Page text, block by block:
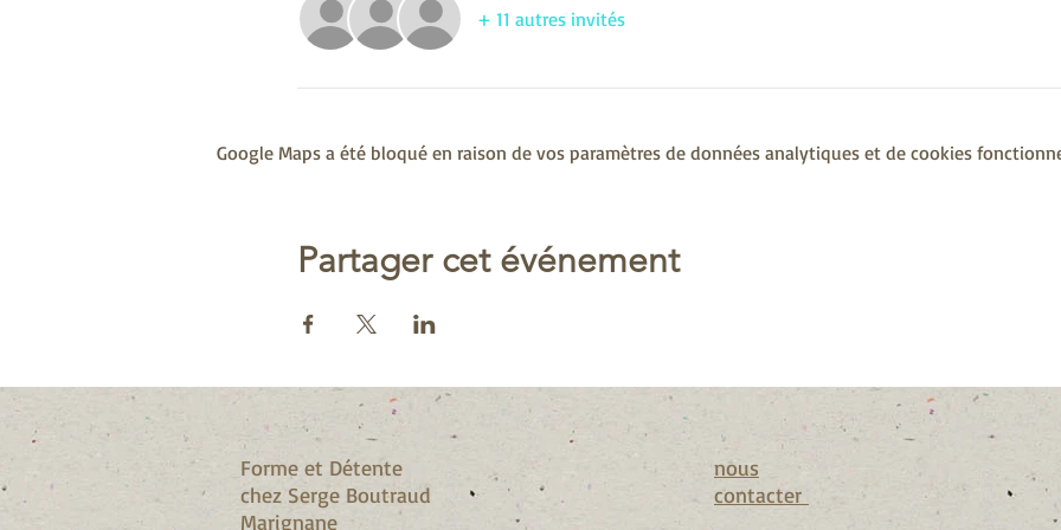
+ 11 autres invités
Google Maps a été bloqué en raison de vos paramètres de données analytiques et de cookies
Partager cet événement
Forme et Détente
chez Serge Boutraud
Marignane
nous
contacter